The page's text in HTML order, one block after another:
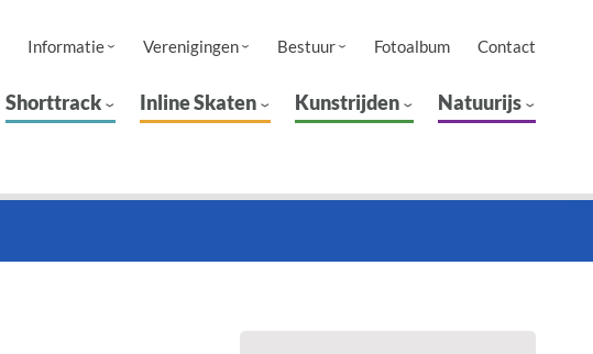
Informatie Verenigingen Bestuur Fotoalbum Contact
Shorttrack Inline Skaten Kunstrijden Natuurijs